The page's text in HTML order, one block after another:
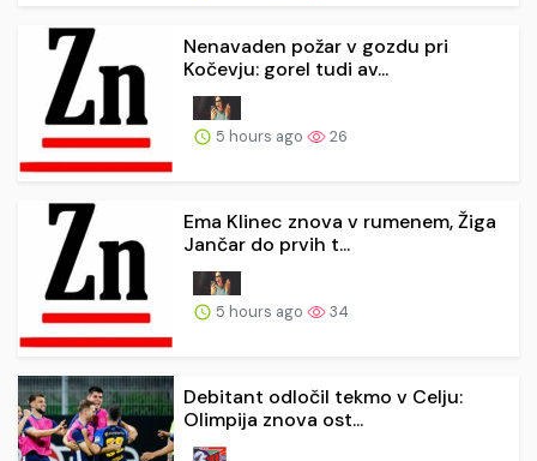
Nenavaden požar v gozdu pri
Kočevju: gorel tudi av...
5 hours ago 26
Ema Klinec znova v rumenem, Žiga
Jančar do prvih t...
5 hours ago 34
Debitant odločil tekmo v Celju:
Olimpija znova ost...